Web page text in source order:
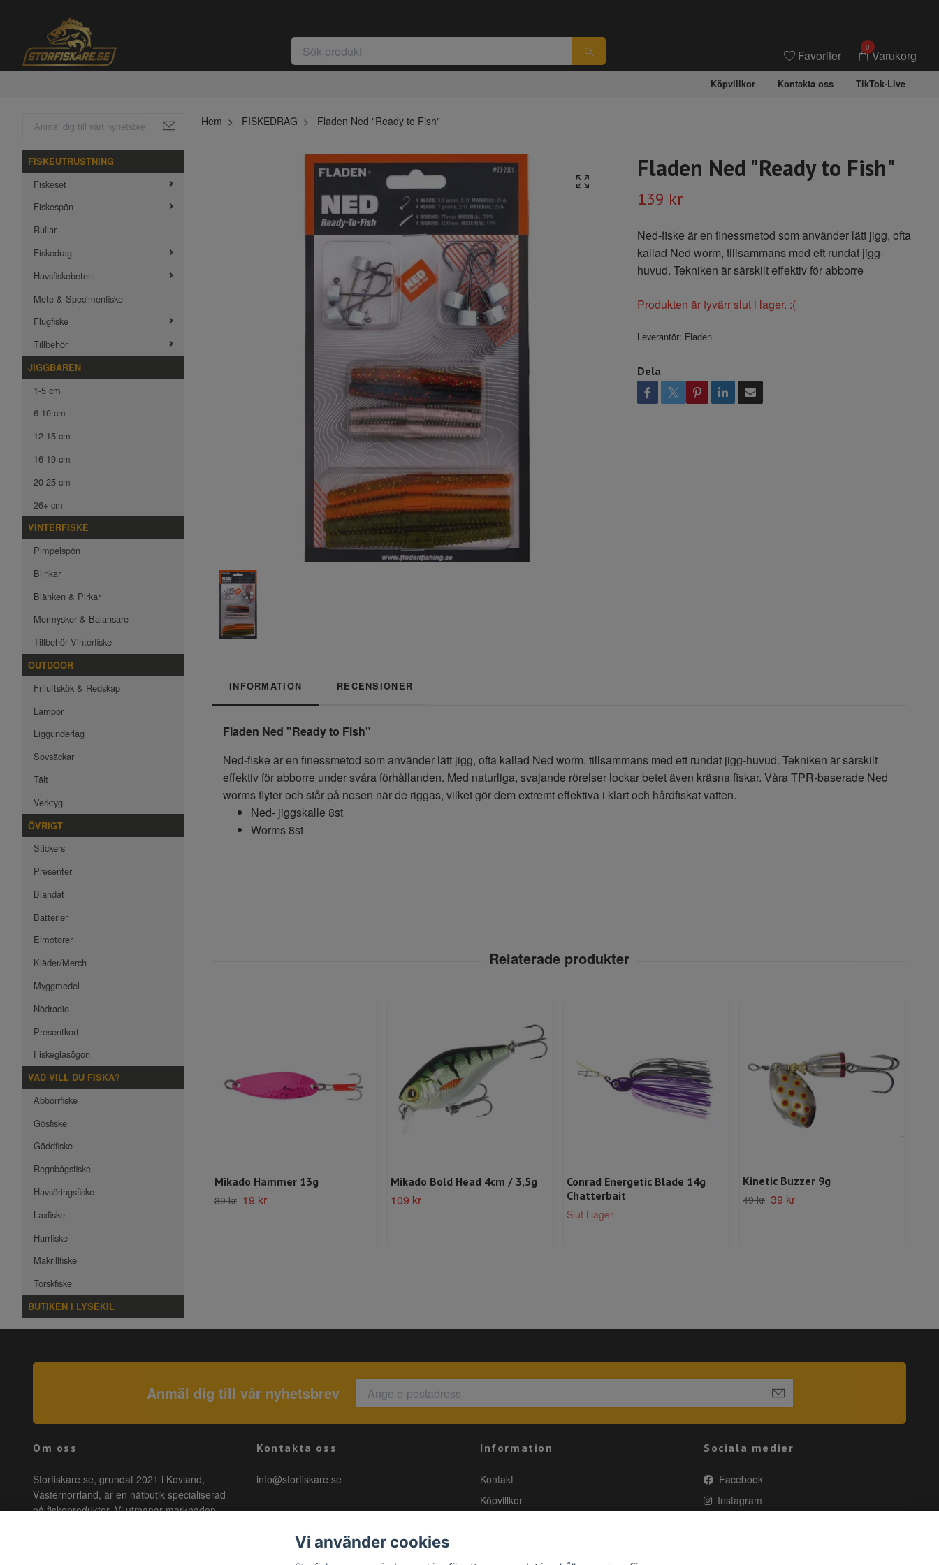
Favoriter
0
Varukorg
Köpvillkor Kontakta oss TikTok-Live
FISKEUTRUSTNING
Fiskeset
Fiskespön
Rullar
Fiskedrag
Havsfiskebeten
Mete & Specimenfiske
Flugfiske
Tillbehör
JIGGBAREN
1-5 cm
6-10 cm
12-15 cm
16-19 cm
20-25 cm
26+ cm
VINTERFISKE
Pimpelspön
Blinkar
Blänken & Pirkar
Mormyskor & Balansare
Tillbehör Vinterfiske
OUTDOOR
Friluftskök & Redskap
Lampor
Liggunderlag
Sovsäckar
Tält
Verktyg
ÖVRIGT
Stickers
Presenter
Blandat
Batterier
Elmotorer
Kläder/Merch
Myggmedel
Nödradio
Presentkort
Fiskeglasögon
VAD VILL DU FISKA?
Abborrfiske
Gösfiske
Gäddfiske
Regnbågsfiske
Havsöringsfiske
Laxfiske
Harrfiske
Makrillfiske
Torskfiske
BUTIKEN I LYSEKIL
Hem FISKEDRAG Fladen Ned "Ready to Fish"
Fladen Ned "Ready to Fish"
139 kr
Ned-fiske är en finessmetod som använder lätt jigg, ofta
kallad Ned worm, tillsammans med ett rundat jigg-
huvud. Tekniken är särskilt effektiv för abborre
Produkten är tyvärr slut i lager. :(
Leverantör: Fladen
Dela
INFORMATION RECENSIONER
Fladen Ned "Ready to Fish"
Ned-fiske är en finessmetod som använder lätt jigg, ofta kallad Ned worm, tillsammans med ett rundat jigg-huvud. Tekniken är särskilt
effektiv för abborre under svåra förhållanden. Med naturliga, svajande rörelser lockar betet även kräsna fiskar. Våra TPR-baserade Ned
worms flyter och står på nosen när de riggas, vilket gör dem extremt effektiva i klart och hårdfiskat vatten.
Ned- jiggskalle 8st
Worms 8st
Mikado Hammer 13g
39 kr 19 kr
Mikado Bold Head 4cm / 3,5g
109 kr
Conrad Energetic Blade 14g
Chatterbait
Slut i lager
Kinetic Buzzer 9g
49 kr 39 kr
Anmäl dig till vår nyhetsbrev
Om oss
Storfiskare.se, grundat 2021 i Kovland,
Västernorrland, är en nätbutik specialiserad
på fiskeprodukter. Vi utmanar marknaden
Kontakta oss
info@storfiskare.se
Information
Kontakt
Köpvillkor
Sociala medier
Facebook
Instagram
Vi använder cookies